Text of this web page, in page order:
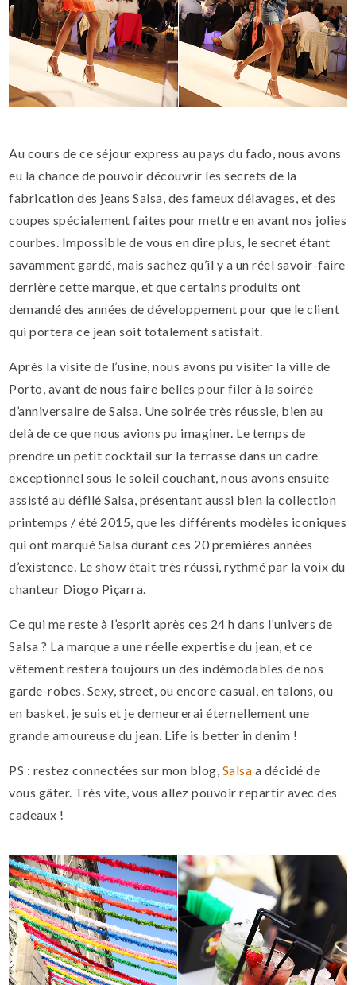
Au cours de ce séjour express au pays du fado, nous avons
eu la chance de pouvoir découvrir les secrets de la
fabrication des jeans Salsa, des fameux délavages, et des
coupes spécialement faites pour mettre en avant nos jolies
courbes. Impossible de vous en dire plus, le secret étant
savamment gardé, mais sachez qu’il y a un réel savoir-faire
derrière cette marque, et que certains produits ont
demandé des années de développement pour que le client
qui portera ce jean soit totalement satisfait.
Après la visite de l’usine, nous avons pu visiter la ville de
Porto, avant de nous faire belles pour filer à la soirée
d’anniversaire de Salsa. Une soirée très réussie, bien au
delà de ce que nous avions pu imaginer. Le temps de
prendre un petit cocktail sur la terrasse dans un cadre
exceptionnel sous le soleil couchant, nous avons ensuite
assisté au défilé Salsa, présentant aussi bien la collection
printemps / été 2015, que les différents modèles iconiques
qui ont marqué Salsa durant ces 20 premières années
d’existence. Le show était très réussi, rythmé par la voix du
chanteur Diogo Piçarra.
Ce qui me reste à l’esprit après ces 24 h dans l’univers de
Salsa ? La marque a une réelle expertise du jean, et ce
vêtement restera toujours un des indémodables de nos
garde-robes. Sexy, street, ou encore casual, en talons, ou
en basket, je suis et je demeurerai éternellement une
grande amoureuse du jean. Life is better in denim !
PS : restez connectées sur mon blog, Salsa a décidé de
vous gâter. Très vite, vous allez pouvoir repartir avec des
cadeaux !